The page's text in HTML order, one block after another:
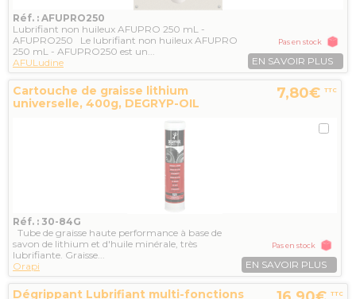
Réf. : AFUPRO250
Lubrifiant non huileux AFUPRO 250 mL -
AFUPRO250 Le lubrifiant non huileux AFUPRO
250 mL - AFUPRO250 est un...
AFULudine
Pas en stock
EN SAVOIR PLUS
Cartouche de graisse lithium
universelle, 400g, DEGRYP-OIL
7,80€ TTC
Réf. : 30-84G
Tube de graisse haute performance à base de
savon de lithium et d'huile minérale, très
lubrifiante. Graisse...
Orapi
Pas en stock
EN SAVOIR PLUS
Dégrippant Lubrifiant multi-fonctions
TTC